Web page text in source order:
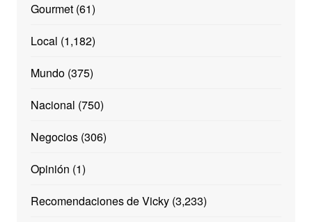
Gourmet(61)
Local (1,182)
Mundo(375)
Nacional (750)
Negocios(306)
Opinión (1)
Recomendaciones de Vicky(3,233)